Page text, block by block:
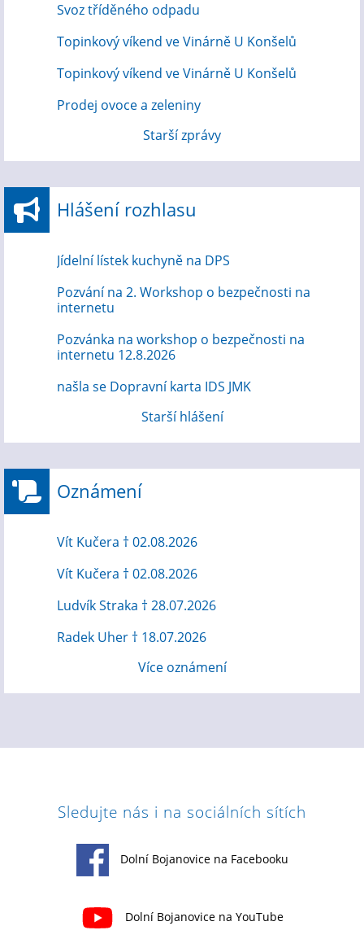
Svoz tříděného odpadu
Topinkový víkend ve Vinárně U Konšelů
Topinkový víkend ve Vinárně U Konšelů
Prodej ovoce a zeleniny
Starší zprávy
Hlášení rozhlasu
Jídelní lístek kuchyně na DPS
Pozvání na 2. Workshop o bezpečnosti na
internetu
Pozvánka na workshop o bezpečnosti na
internetu 12.8.2026
našla se Dopravní karta IDS JMK
Starší hlášení
Oznámení
Vít Kučera † 02.08.2026
Vít Kučera † 02.08.2026
Ludvík Straka † 28.07.2026
Radek Uher † 18.07.2026
Více oznámení
Sledujte nás i na sociálních sítích
Dolní Bojanovice na Facebooku
Dolní Bojanovice na YouTube